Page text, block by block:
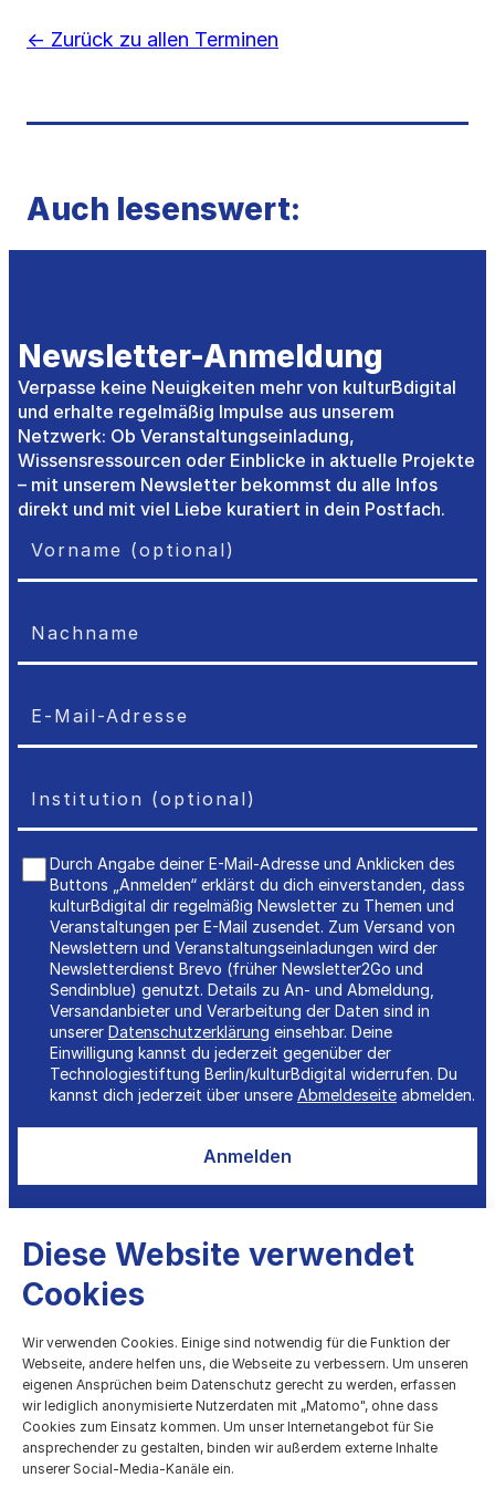
← Zurück zu allen Terminen
Auch lesenswert:
Newsletter-Anmeldung
Verpasse keine Neuigkeiten mehr von kulturBdigital
und erhalte regelmäßig Impulse aus unserem
Netzwerk: Ob Veranstaltungseinladung,
Wissensressourcen oder Einblicke in aktuelle Projekte
– mit unserem Newsletter bekommst du alle Infos
direkt und mit viel Liebe kuratiert in dein Postfach.
Durch Angabe deiner E-Mail-Adresse und Anklicken des
Buttons „Anmelden“ erklärst du dich einverstanden, dass
kulturBdigital dir regelmäßig Newsletter zu Themen und
Veranstaltungen per E-Mail zusendet. Zum Versand von
Newslettern und Veranstaltungseinladungen wird der
Newsletterdienst Brevo (früher Newsletter2Go und
Sendinblue) genutzt. Details zu An- und Abmeldung,
Versandanbieter und Verarbeitung der Daten sind in
unserer Datenschutzerklärung einsehbar. Deine
Einwilligung kannst du jederzeit gegenüber der
Technologiestiftung Berlin/kulturBdigital widerrufen. Du
kannst dich jederzeit über unsere Abmeldeseite abmelden.
Anmelden
kulturBdigital
Digitale Entwicklung des Kulturbereichs
Technologiestiftung Berlin
Grunewaldstr. 61-62, 10825 Berlin
Diese Website verwendet
Cookies
Wir verwenden Cookies. Einige sind notwendig für die Funktion der
Webseite, andere helfen uns, die Webseite zu verbessern. Um unseren
eigenen Ansprüchen beim Datenschutz gerecht zu werden, erfassen
wir lediglich anonymisierte Nutzerdaten mit „Matomo", ohne dass
Cookies zum Einsatz kommen. Um unser Internetangebot für Sie
ansprechender zu gestalten, binden wir außerdem externe Inhalte
unserer Social-Media-Kanäle ein.